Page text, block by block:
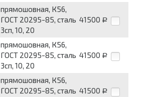
прямошовная, К56,
ГОСТ 20295-85, сталь
3сп, 10, 20
41500 Р
прямошовная, К56,
ГОСТ 20295-85, сталь
3сп, 10, 20
41500 Р
прямошовная, К56,
ГОСТ 20295-85, сталь 41500 Р